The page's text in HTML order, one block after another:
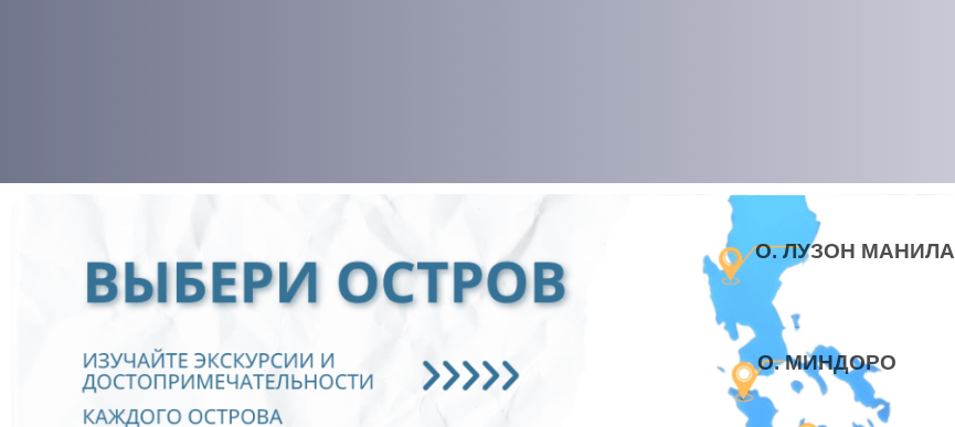
О. ЛУЗОН МАНИЛА
О. МИНДОРО